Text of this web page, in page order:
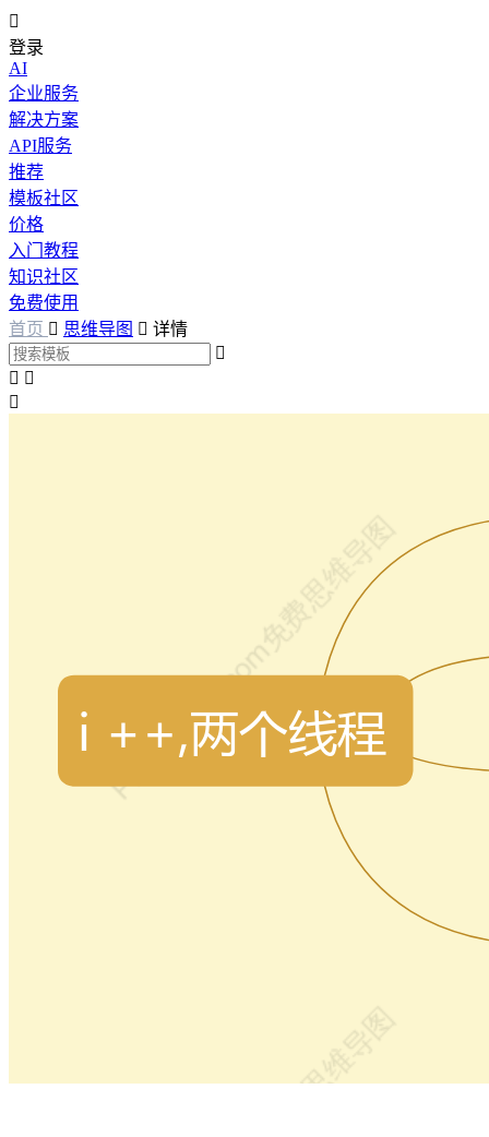

登录
AI
企业服务
解决方案
API服务
推荐
模板社区
价格
入门教程
知识社区
免费使用
首页  思维导图  详情

 
